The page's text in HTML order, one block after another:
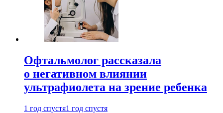
Офтальмолог рассказала
о негативном влиянии
ультрафиолета на зрение ребенка
1 год спустя1 год спустя